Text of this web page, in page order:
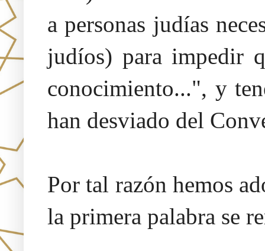
a personas judías
judíos) para impedir
conocimiento...", y
han desviado del
Por tal razón hemos
la primera palabra se